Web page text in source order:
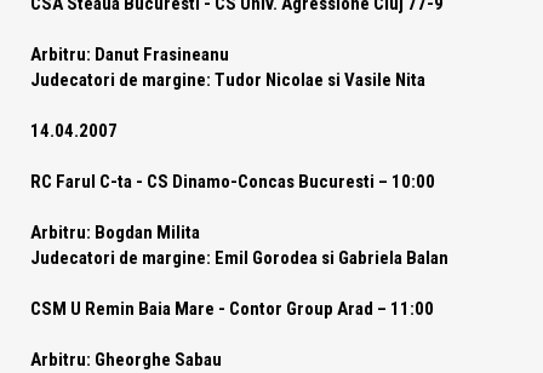
Arbitru: Danut Frasineanu
Judecatori de margine: Tudor Nicolae si Vasile Nita
14.04.2007
RC Farul C-ta - CS Dinamo-Concas Bucuresti – 10:00
Arbitru: Bogdan Milita
Judecatori de margine: Emil Gorodea si Gabriela Balan
CSM U Remin Baia Mare - Contor Group Arad – 11:00
Arbitru: Gheorghe Sabau